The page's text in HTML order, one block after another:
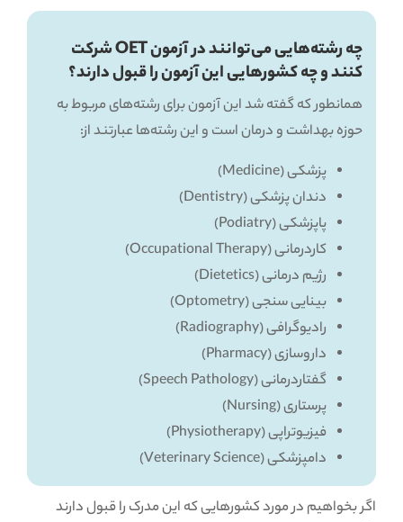
چه رشته‌هایی می‌توانند در آزمون OET شرکت
کنند و چه کشورهایی این آزمون را قبول دارند؟
همانطور که گفته شد این آزمون برای رشته‌های مربوط به
حوزه بهداشت و درمان است و این رشته‌ها عبارتند از:
پزشکی (Medicine)
دندان پزشکی (Dentistry)
پاپزشکی (Podiatry)
کاردرمانی (Occupational Therapy)
رژیم درمانی (Dietetics)
بینایی سنجی (Optometry)
رادیوگرافی (Radiography)
داروسازی (Pharmacy)
گفتاردرمانی (Speech Pathology)
پرستاری (Nursing)
فیزیوتراپی (Physiotherapy)
دامپزشکی (Veterinary Science)
اگر بخواهیم در مورد کشورهایی که این مدرک را قبول دارند